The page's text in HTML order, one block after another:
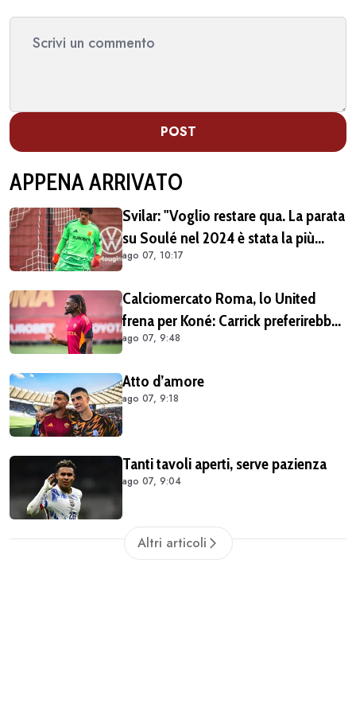
POST
APPENA ARRIVATO
Svilar: "Voglio restare qua. La parata
su Soulé nel 2024 è stata la più
importante per la mia carriera"
ago 07, 10:17
Calciomercato Roma, lo United
frena per Koné: Carrick preferirebbe
altri profili
ago 07, 9:48
Atto d’amore
ago 07, 9:18
Tanti tavoli aperti, serve pazienza
ago 07, 9:04
Altri articoli